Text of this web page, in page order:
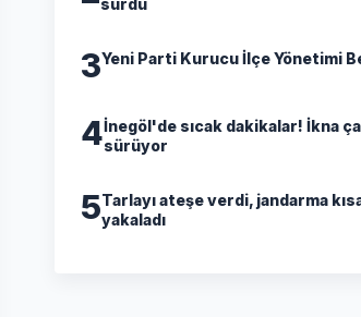
3Yeni Parti Kurucu İlçe Yönetimi
4İnegöl'de sıcak dakikalar! İkna
sürüyor
5Tarlayı ateşe verdi, jandarma
yakaladı